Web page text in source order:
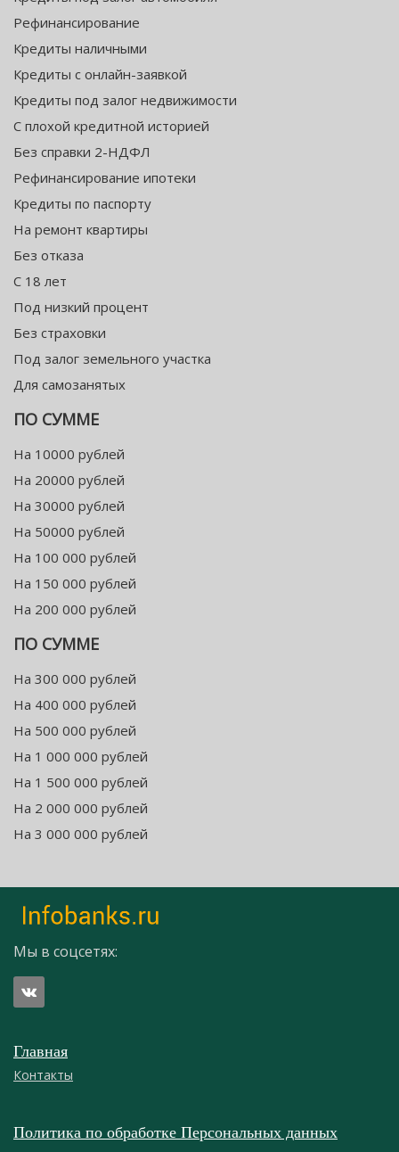
Рефинансирование
Кредиты наличными
Кредиты с онлайн-заявкой
Кредиты под залог недвижимости
С плохой кредитной историей
Без справки 2-НДФЛ
Рефинансирование ипотеки
Кредиты по паспорту
На ремонт квартиры
Без отказа
С 18 лет
Под низкий процент
Без страховки
Под залог земельного участка
Для самозанятых
ПО СУММЕ
На 10000 рублей
На 20000 рублей
На 30000 рублей
На 50000 рублей
На 100 000 рублей
На 150 000 рублей
На 200 000 рублей
ПО СУММЕ
На 300 000 рублей
На 400 000 рублей
На 500 000 рублей
На 1 000 000 рублей
На 1 500 000 рублей
На 2 000 000 рублей
На 3 000 000 рублей
Мы в соцсетях:
Главная
Контакты
Политика по обработке Персональных данных